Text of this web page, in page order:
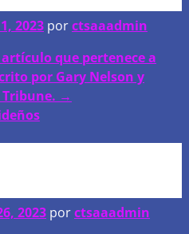
2023 porctsaaadmin
que pertenece a
por Gary Nelson y
Tribune. →
2023 porctsaaadmin